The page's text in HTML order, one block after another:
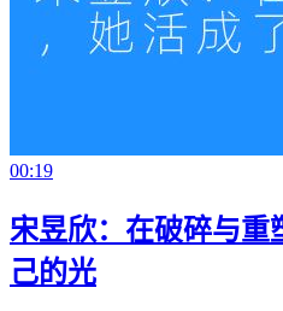
00:19
宋昱欣：在破碎与重
己的光